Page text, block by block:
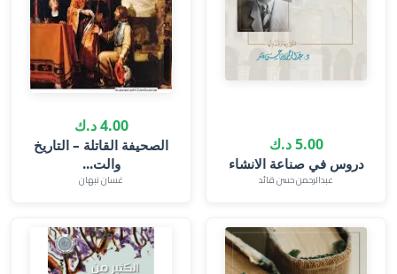
5.00 د.ك
دروس في صناعة الانشاء
عبدالرحمن حسن قائد‎
4.00 د.ك
الصحيفة القاتلة – التاريخ
والت...
غسان نبهان